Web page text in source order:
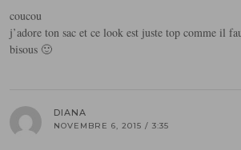
coucou
j’adore ton sac et ce look est juste top comme il
bisous 🙂
DIANA
NOVEMBRE 6, 2015 / 3:35